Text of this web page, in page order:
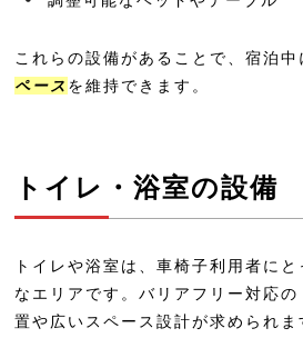
ALA HOTEL KYOTO＜
hotel tou
sequence KYOTO
京王プレリアホテル京
ベッセルホテルカンパ
これらの設備があることで、宿泊中
ペース を維持できます。
トイレ・浴室の設備
トイレや浴室は、車椅子利用者に
なエリアです。バリアフリー対応
置や広いスペース設計が求められ